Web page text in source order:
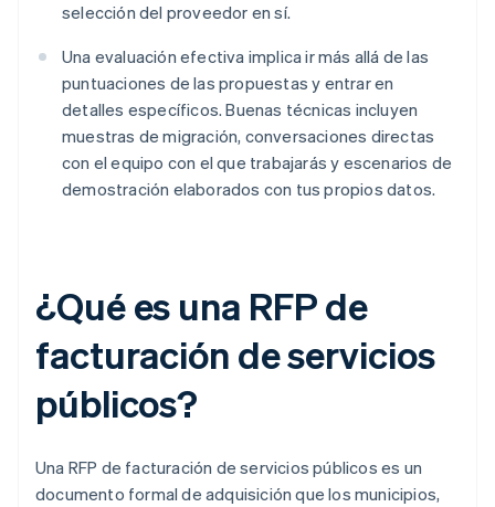
selección del proveedor en sí.
Una evaluación efectiva implica ir más allá de las
puntuaciones de las propuestas y entrar en
detalles específicos. Buenas técnicas incluyen
muestras de migración, conversaciones directas
con el equipo con el que trabajarás y escenarios de
demostración elaborados con tus propios datos.
¿Qué es una RFP de
facturación de servicios
públicos?
Una RFP de facturación de servicios públicos es un
documento formal de adquisición que los municipios,